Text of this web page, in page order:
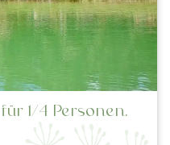
1/4 Personen.